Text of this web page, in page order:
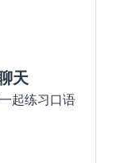
天
起练习口语